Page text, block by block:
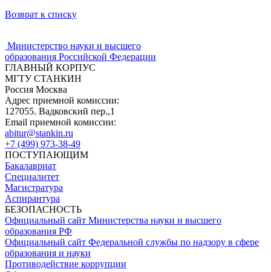
Возврат к списку
Министерство науки и высшего
образования Российской Федерации
ГЛАВНЫЙ КОРПУС
МГТУ СТАНКИН
Россия Москва
Адрес приемной комиссии:
127055. Вадковский пер.,1
Email приемной комиссии:
abitur@stankin.ru
+7 (499) 973-38-49
ПОСТУПАЮЩИМ
Бакалавриат
Специалитет
Магистратура
Аспирантура
БЕЗОПАСНОСТЬ
Официальный сайт Министерства науки и высшего
образования РФ
Официальный сайт Федеральной службы по надзору в сфере
образования и науки
Противодействие коррупции